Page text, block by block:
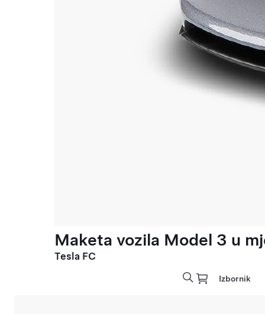
Maketa vozila Model 3 u
Tesla FC
Izbornik